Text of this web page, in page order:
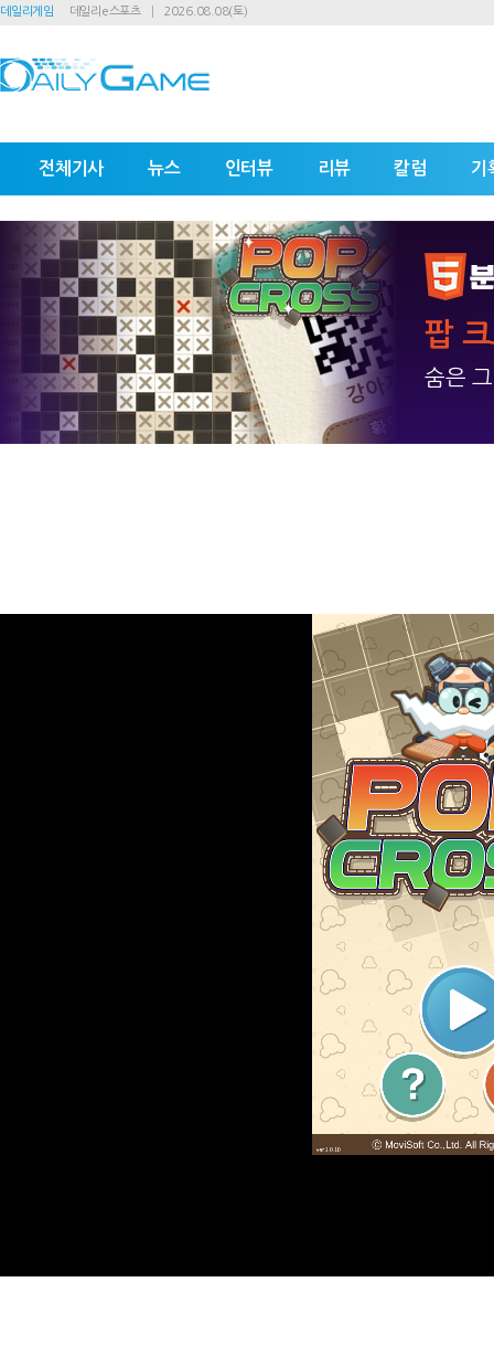
데일리게임 데일리e스포츠 2026.08.08(토)
전체기사 뉴스 인터뷰 리뷰 칼럼 기
팝
숨은